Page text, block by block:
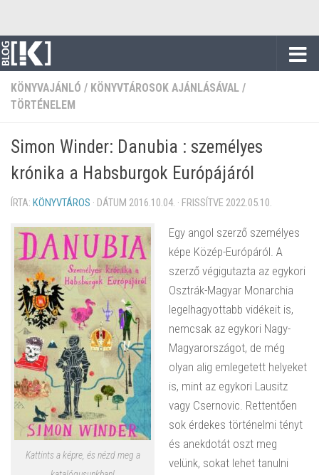
KÖNYVAJÁNLÓ / KÖNYVTÁROSOK AJÁNLÁSÁVAL /
TÖRTÉNELEM
Simon Winder: Danubia : személyes
krónika a Habsburgok Európájáról
ÍRTA: KÖNYVTÁROS · DÁTUM 2016.10.04. · FRISSÍTVE 2022.05.10.
Kattints a képre, és nézd meg a
Egy angol szerző személyes
képe Közép-Európáról. A
szerző végigutazta az egykori
Osztrák-Magyar Monarchia
legelhagyottabb vidékeit is,
nemcsak az egykori Nagy-
Magyarországot, de még
olyan alig emlegetett helyeket
is, mint az egykori Lausitz
vagy Csernovic. Rettentően
sok érdekes történelmi tényt
és anekdotát oszt meg
velünk, sokat lehet tanulni